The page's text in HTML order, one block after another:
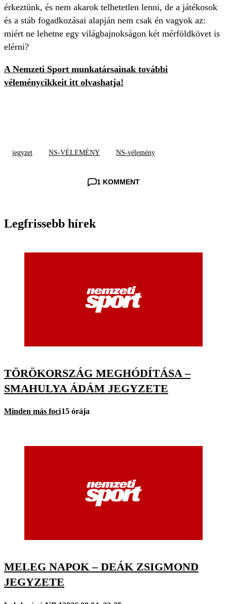
érkeztünk, és nem akarok telhetetlen lenni, de a játékosok
és a stáb fogadkozásai alapján nem csak én vagyok az:
miért ne lehetne egy világbajnokságon két mérföldkövet is
elérni?
A Nemzeti Sport munkatársainak további
véleménycikkeit itt olvashatja!
jegyzet NS-VÉLEMÉNY NS-vélemény
1 KOMMENT
Legfrissebb hírek
TÖRÖKORSZÁG MEGHÓDÍTÁSA –
SMAHULYA ÁDÁM JEGYZETE
Minden más foci15 órája
MELEG NAPOK – DEÁK ZSIGMOND
JEGYZETE